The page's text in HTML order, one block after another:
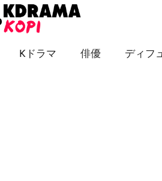
Kドラマ 俳優 ディフ